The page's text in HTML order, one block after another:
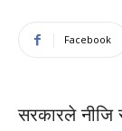
Facebook
सरकारले नीजि